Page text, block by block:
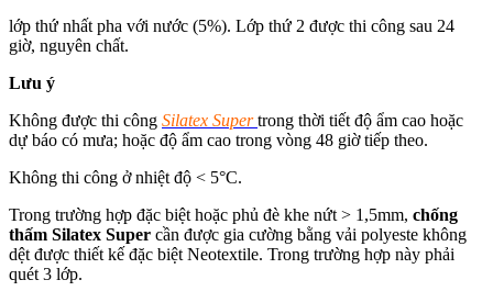
lớp thứ nhất pha với nước (5%). Lớp thứ 2 được thi công sau 24
giờ, nguyên chất.
Lưu ý
Không được thi công Silatex Super trong thời tiết độ ẩm cao hoặc
dự báo có mưa; hoặc độ ẩm cao trong vòng 48 giờ tiếp theo.
Không thi công ở nhiệt độ < 5°C.
Trong trường hợp đặc biệt hoặc phủ đè khe nứt > 1,5mm, chống
thấm Silatex Super cần được gia cường bằng vải polyeste không
dệt được thiết kế đặc biệt Neotextile. Trong trường hợp này phải
quét 3 lớp.